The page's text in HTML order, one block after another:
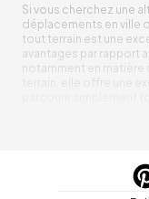
Si vous cherchez une
déplacements en ville
tout terrain est une
avantages par rapport
notamment en matière
terrain, elle offre une
parcourir simplement
Trottinette
entre vos trajets, vous
batterie. De plus, elle